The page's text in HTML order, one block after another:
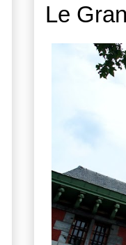
Le